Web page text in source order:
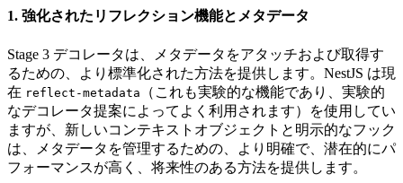
1. 強化されたリフレクション機能とメタデータ
Stage 3 デコレータは、メタデータをアタッチおよび取得す
るための、より標準化された方法を提供します。NestJS は現
在 reflect-metadata
（これも実験的な機能であり、実験的
なデコレータ提案によってよく利用されます）を使用してい
ますが、新しいコンテキストオブジェクトと明示的なフック
は、メタデータを管理するための、より明確で、潜在的にパ
フォーマンスが高く、将来性のある方法を提供します。